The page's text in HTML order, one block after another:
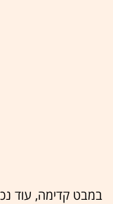
במבט קדימה, עוד